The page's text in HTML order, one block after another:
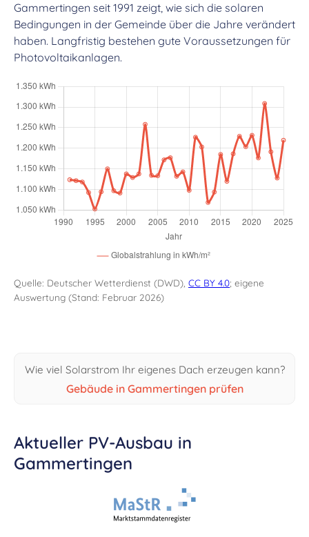
Gammertingen seit 1991 zeigt, wie sich die solaren
Bedingungen in der Gemeinde über die Jahre verändert
haben. Langfristig bestehen gute Voraussetzungen für
Photovoltaikanlagen.
Quelle: Deutscher Wetterdienst (DWD), CC BY 4.0; eigene
Auswertung (Stand: Februar 2026)
Wie viel Solarstrom Ihr eigenes Dach erzeugen kann?
Gebäude in Gammertingen prüfen
Aktueller PV-Ausbau in
Gammertingen